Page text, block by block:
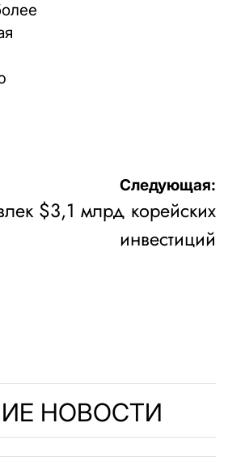
Следующая:
$3,1 млрд корейских
инвестиций
НОВОСТИ